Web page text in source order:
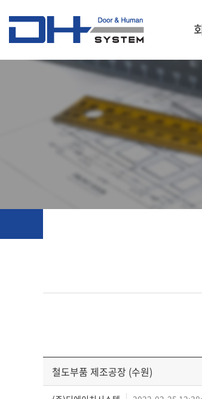
철도부품 제조공장 (수원)